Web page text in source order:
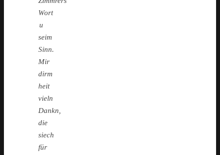
Wort
u
seim
Sinn.
Mir
dirm
heit
vieln
Dankn,
die
siech
für